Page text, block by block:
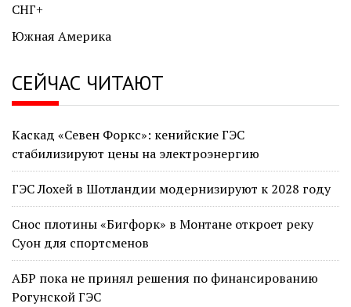
СНГ+
Южная Америка
СЕЙЧАС ЧИТАЮТ
Каскад «Севен Форкс»: кенийские ГЭС
стабилизируют цены на электроэнергию
ГЭС Лохей в Шотландии модернизируют к 2028 году
Снос плотины «Бигфорк» в Монтане откроет реку
Суон для спортсменов
АБР пока не принял решения по финансированию
Рогунской ГЭС